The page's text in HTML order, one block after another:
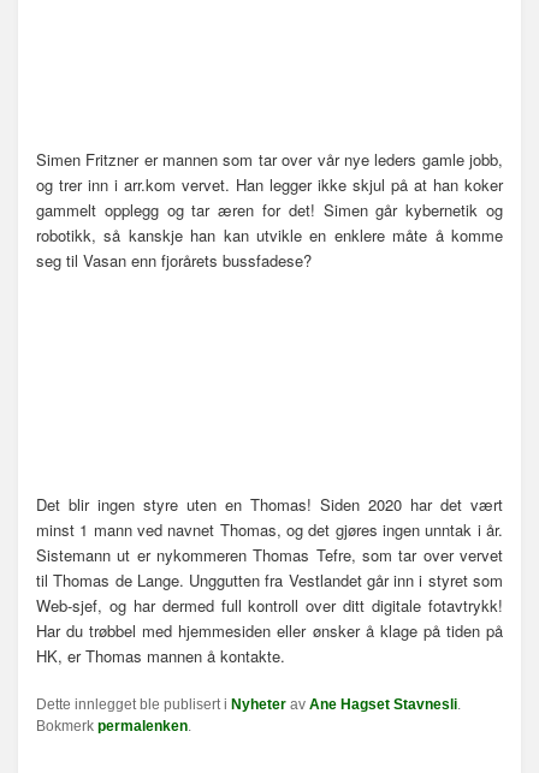
Simen Fritzner er mannen som tar over vår nye leders gamle jobb,
og trer inn i arr.kom vervet. Han legger ikke skjul på at han koker
gammelt opplegg og tar æren for det! Simen går kybernetik og
robotikk, så kanskje han kan utvikle en enklere måte å komme
seg til Vasan enn fjorårets bussfadese?
Det blir ingen styre uten en Thomas! Siden 2020 har det vært
minst 1 mann ved navnet Thomas, og det gjøres ingen unntak i år.
Sistemann ut er nykommeren Thomas Tefre, som tar over vervet
til Thomas de Lange. Unggutten fra Vestlandet går inn i styret som
Web-sjef, og har dermed full kontroll over ditt digitale fotavtrykk!
Har du trøbbel med hjemmesiden eller ønsker å klage på tiden på
HK, er Thomas mannen å kontakte.
Dette innlegget ble publisert i Nyheter av Ane Hagset Stavnesli.
Bokmerk permalenken.